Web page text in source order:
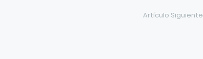
Artículo Siguiente